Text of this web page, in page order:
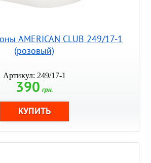
AMERICAN CLUB 249/17-1
(розовый)
Артикул: 249/17-1
390 грн.